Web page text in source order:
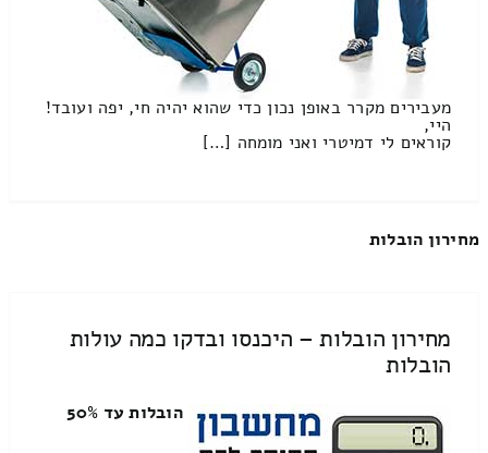
מעבירים מקרר באופן נכון כדי שהוא יהיה חי, יפה ועובד!
היי,
קוראים לי דמיטרי ואני מומחה […]
מחירון הובלות
מחירון הובלות – היכנסו ובדקו כמה עולות
הובלות
הובלות עד 50%